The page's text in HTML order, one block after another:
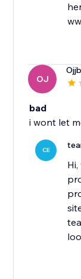
OJ
bad
i wont let
CE